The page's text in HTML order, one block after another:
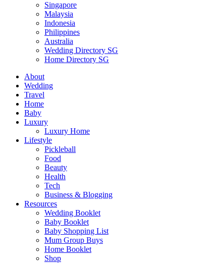
Singapore
Malaysia
Indonesia
Philippines
Australia
Wedding Directory SG
Home Directory SG
About
Wedding
Travel
Home
Baby
Luxury
Luxury Home
Lifestyle
Pickleball
Food
Beauty
Health
Tech
Business & Blogging
Resources
Wedding Booklet
Baby Booklet
Baby Shopping List
Mum Group Buys
Home Booklet
Shop